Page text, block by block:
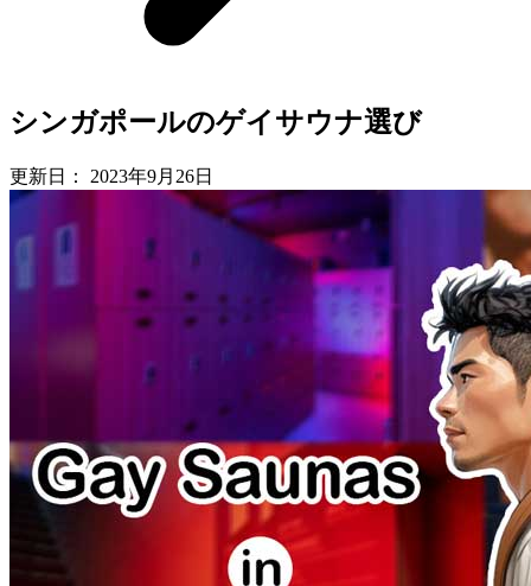
シンガポールのゲイサウナ選び
更新日： 2023年9月26日